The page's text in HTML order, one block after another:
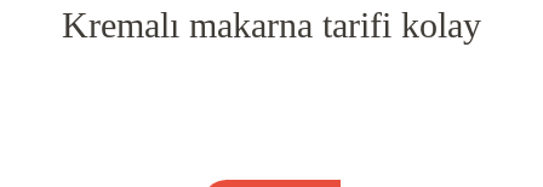
Kremalı makarna tarifi kolay